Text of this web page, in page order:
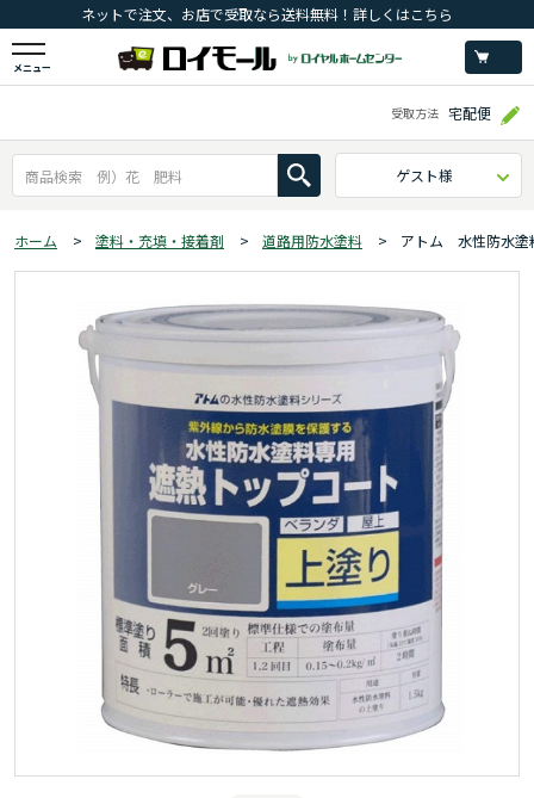
ネットで注文、お店で受取なら送料無料！詳しくはこちら
メニュー
受取方法 宅配便
ゲスト様
ホーム > 塗料・充填・接着剤 > 道路用防水塗料 > アトム 水性防水